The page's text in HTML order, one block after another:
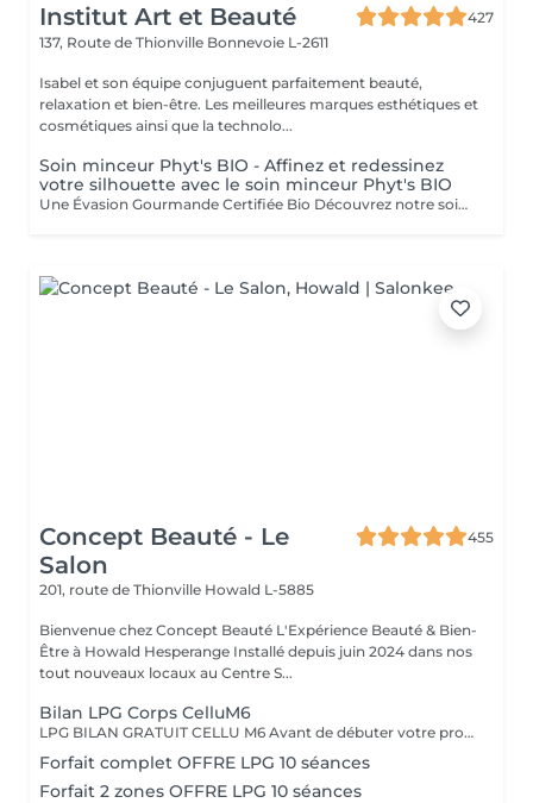
Institut Art et Beauté
427
137, Route de Thionville Bonnevoie L-2611
Isabel et son équipe conjuguent parfaitement beauté,
relaxation et bien-être. Les meilleures marques esthétiques et
cosmétiques ainsi que la technolo...
Soin minceur Phyt's BIO - Affinez et redessinez
votre silhouette avec le soin minceur Phyt's BIO
Une Évasion Gourmande Certifiée Bio Découvrez notre soin Escapade Gourmande, une véritable évasion sensorielle certifiée bio par PHYT'S, alliant douceur et plaisir pour un moment de détente absolu. Gommage au Coco : Exfoliation Douce : La pulpe de coco élimine délicatement les cellules mortes, révélant une peau douce et lisse. Sublimation de la Peau : Ce gommage sublime votre teint pour un éclat naturel et rafraîchissant. Enveloppement au Beurre de Karité : Hydratation Intense : Le beurre de karité fond sur votre corps, offrant une hydratation profonde et nourrissante. Relaxation Profonde : Ce modelage bien-être procure une relaxation totale et un confort inégalé. Enveloppement au Cacao : Éveil des Sens : Le cacao enveloppe votre peau d'une chaleur parfumée, éveillant vos sens et prolongeant la sensation de bien-être. Plaisir Gourmand : Le parfum envoûtant du cacao ajoute une touche de gourmandise à votre expérience. Une Évasion Sensorielle Unique : Ce soin est une véritable aventure sensorielle, offrant bien-être et plaisir à chaque étape. Ingrédients Bio : Profitez des bienfaits de la nature avec des ingrédients certifiés bio, tout en respectant l'environnement. Un Moment de Pure Indulgence un moment rien que pour vous où le stress et les tensions fondent comme neige au soleil. Vous méritez ce moment de luxe et de bien-être. venez vivre cette escapade gourmande inoubliable. Esthéticiennes Fatima Lisette Carla Marie Francesca Mirza
Concept Beauté - Le
Salon
455
201, route de Thionville Howald L-5885
Bienvenue chez Concept Beauté L'Expérience Beauté & Bien-
Être à Howald Hesperange Installé depuis juin 2024 dans nos
tout nouveaux locaux au Centre S...
Bilan LPG Corps CelluM6
LPG BILAN GRATUIT CELLU M6 Avant de débuter votre programme LPG, nous vous offrons un bilan personnalisé. Cette séance permet d'analyser votre peau, d'évaluer vos besoins et de définir ensemble le protocole le plus adapté à vos objectifs (fermeté, cellulite, drainage, remodelage). Grâce à la technologie brevetée LPG Endermologie, nous vous conseillons un programme sur-mesure pour optimiser vos résultats dès la première séance. Un accompagnement exclusif : En plus de votre programme LPG, bénéficiez des conseils d'une professionnelle, coach en nutrition et bien-être, pour des résultats optimisés et durables. Un suivi global pour retrouver une silhouette harmonieuse et une meilleure vitalité ! Le Lipomassage est une technique issu de l'endermologie ,c'est la solution aux problèmes de cellulite, de graisses localisées et de relachement cutané. Cellu M6 combine trois efets majeurs: - Le destockage : il active la lipolyse et stimule les adipocytes déclenchant la libération des graisses - Le raffermissement : il stimule les fibroblastes pour générer collagène et élastine - Le rescultage : il décloisonne les amas graisseux et agit sur les septas ( aspect capitons )
Forfait complet OFFRE LPG 10 séances
Forfait 2 zones OFFRE LPG 10 séances